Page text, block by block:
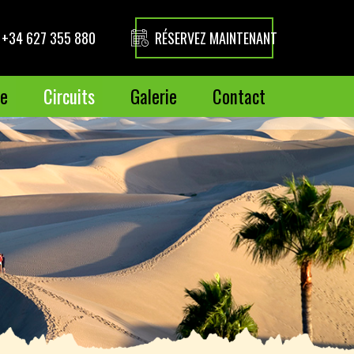
+34 627 355 880 RÉSERVEZ MAINTENANT
Circuits Galerie Contact